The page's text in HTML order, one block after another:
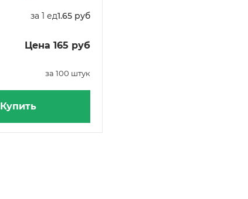
за 1 ед1.65 руб
Цена 165 руб
за 100 штук
Купить